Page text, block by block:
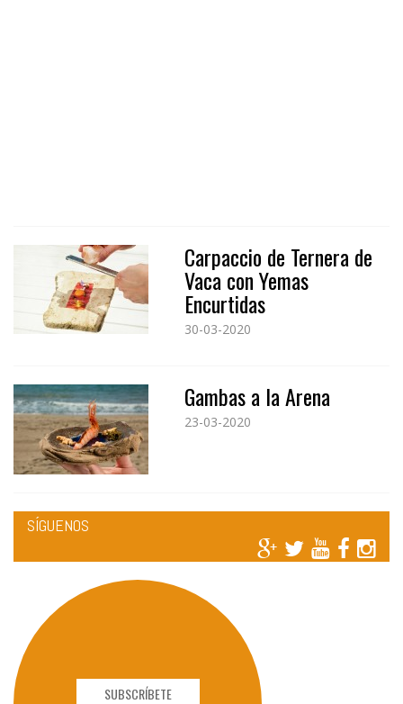
Carpaccio de Ternera de
Vaca con Yemas
Encurtidas
30-03-2020
Gambas a la Arena
23-03-2020
SÍGUENOS
SUBSCRÍBETE